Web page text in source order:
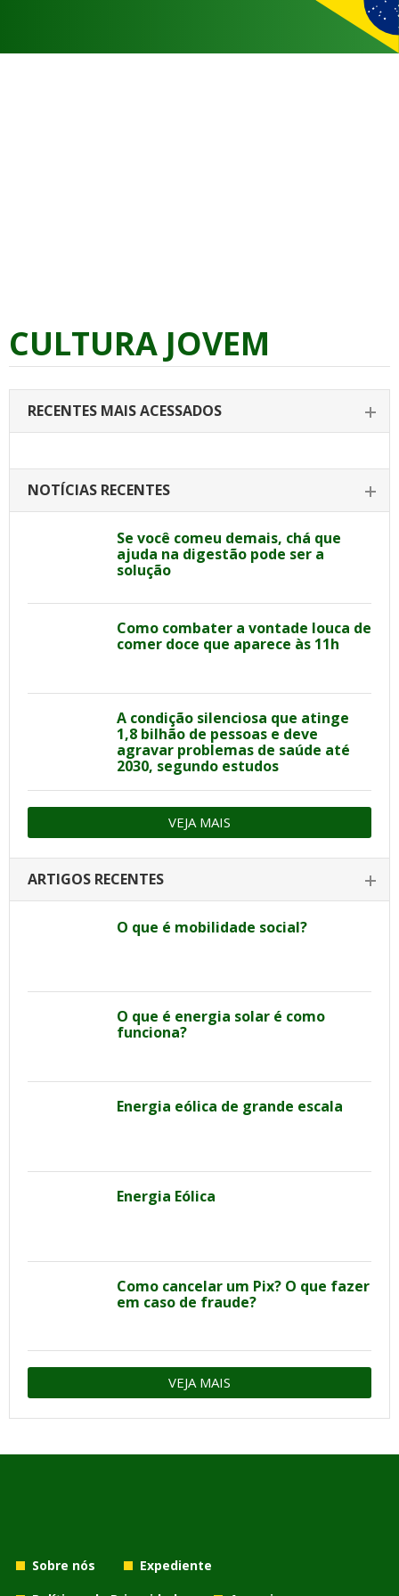
CULTURA JOVEM
RECENTES MAIS ACESSADOS
NOTÍCIAS RECENTES
Se você comeu demais, chá que
ajuda na digestão pode ser a
solução
Como combater a vontade louca de
comer doce que aparece às 11h
A condição silenciosa que atinge
1,8 bilhão de pessoas e deve
agravar problemas de saúde até
2030, segundo estudos
VEJA MAIS
ARTIGOS RECENTES
O que é mobilidade social?
O que é energia solar é como
funciona?
Energia eólica de grande escala
Energia Eólica
Como cancelar um Pix? O que fazer
em caso de fraude?
VEJA MAIS
Sobre nós
Expediente